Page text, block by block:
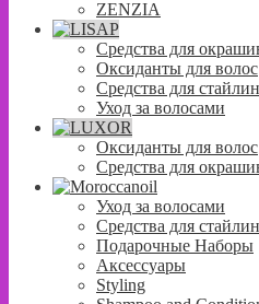
ZENZIA
Средства для
Оксиданты для волос
Средства для
Уход за волосами
Оксиданты для волос
Средства для
Уход за волосами
Средства для
Подарочные Наборы
Аксессуары
Styling